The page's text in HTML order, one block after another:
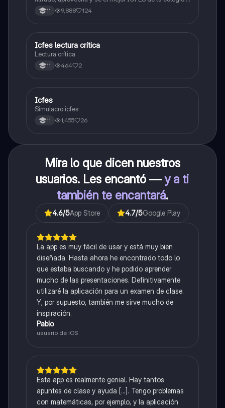
poder ingresar a universidad, y estudiar aquella
carrera con la que tanto sueñas.
11 9,888 124
Lengua Castellana
Icfes lectura crítica
Lectura crítica
11 464 2
ICFES: Sociales y Ciudadanas
Icfes
Simulacro icfes
11 1,455 26
Mira lo que dicen nuestros
usuarios. Les encantó —y a ti
también te encantará.
4.6/5App Store 4.7/5Google Play
La app es muy fácil de usar y está muy bien
diseñada. Hasta ahora he encontrado todo lo
que estaba buscando y he podido aprender
mucho de las presentaciones. Definitivamente
utilizaré la aplicación para un examen de clase.
Y, por supuesto, también me sirve mucho de
inspiración.
Pablo
usuario de iOS
Esta app es realmente genial. Hay tantos
apuntes de clase y ayuda [...]. Tengo problemas
con matemáticas, por ejemplo, y la aplicación